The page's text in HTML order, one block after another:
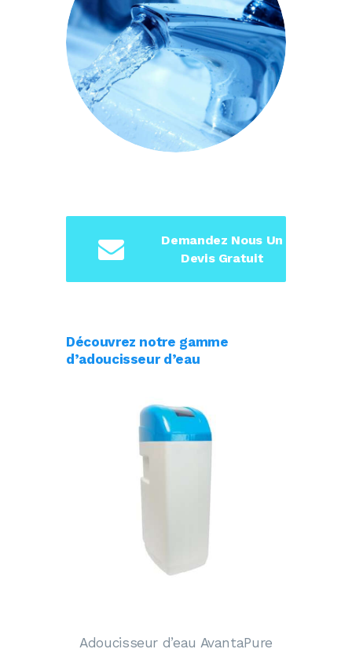
Demandez Nous Un
Devis Gratuit
Découvrez notre gamme
d’adoucisseur d’eau
Adoucisseur d’eau AvantaPure